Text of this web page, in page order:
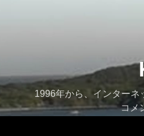
1996年から、インター
コメ